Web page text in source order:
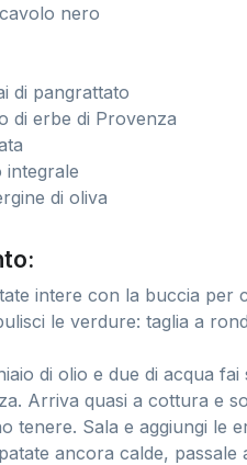
nero
di pangrattato
di erbe di Provenza
integrale
di oliva
intere con la buccia per
le verdure: taglia a
di olio e due di acqua
Arriva quasi a cottura e
tenere. Sala e aggiungi le
ancora calde,